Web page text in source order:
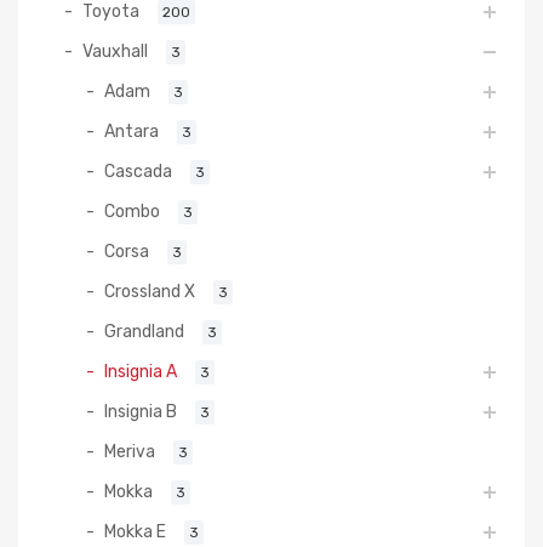
Toyota 200
Vauxhall 3
Adam 3
Antara 3
Cascada 3
Combo 3
Corsa 3
Crossland X 3
Grandland 3
Insignia A 3
Insignia B 3
Meriva 3
Mokka 3
Mokka E 3